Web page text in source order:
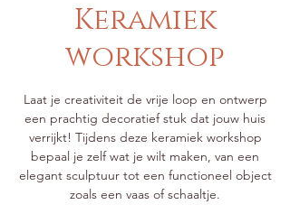
Keramiek
workshop
Laat je creativiteit de vrije loop en ontwerp
een prachtig decoratief stuk dat jouw huis
verrijkt! Tijdens deze keramiek workshop
bepaal je zelf wat je wilt maken, van een
elegant sculptuur tot een functioneel object
zoals een vaas of schaaltje.